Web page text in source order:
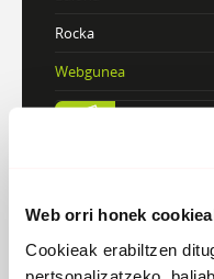
Web orri honek
Cookieak erabiltzen
Rocka
Webgunea
DISKOGRAFIA